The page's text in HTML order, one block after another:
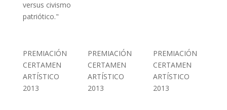
versus civismo
patriótico."
PREMIACIÓN
CERTAMEN
ARTÍSTICO
2013
PREMIACIÓN
CERTAMEN
ARTÍSTICO
2013
PREMIACIÓN
CERTAMEN
ARTÍSTICO
2013